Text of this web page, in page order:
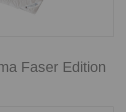
Faser Edition